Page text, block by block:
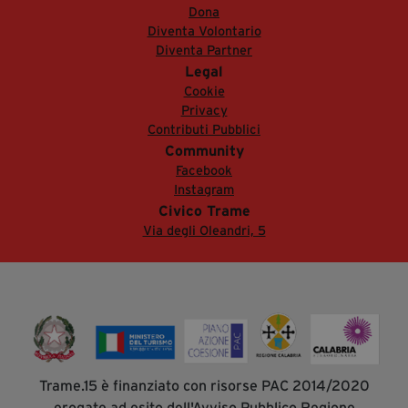
Dona
Diventa Volontario
Diventa Partner
Legal
Cookie
Privacy
Contributi Pubblici
Community
Facebook
Instagram
Civico Trame
Via degli Oleandri, 5
Trame.15 è finanziato con risorse PAC 2014/2020